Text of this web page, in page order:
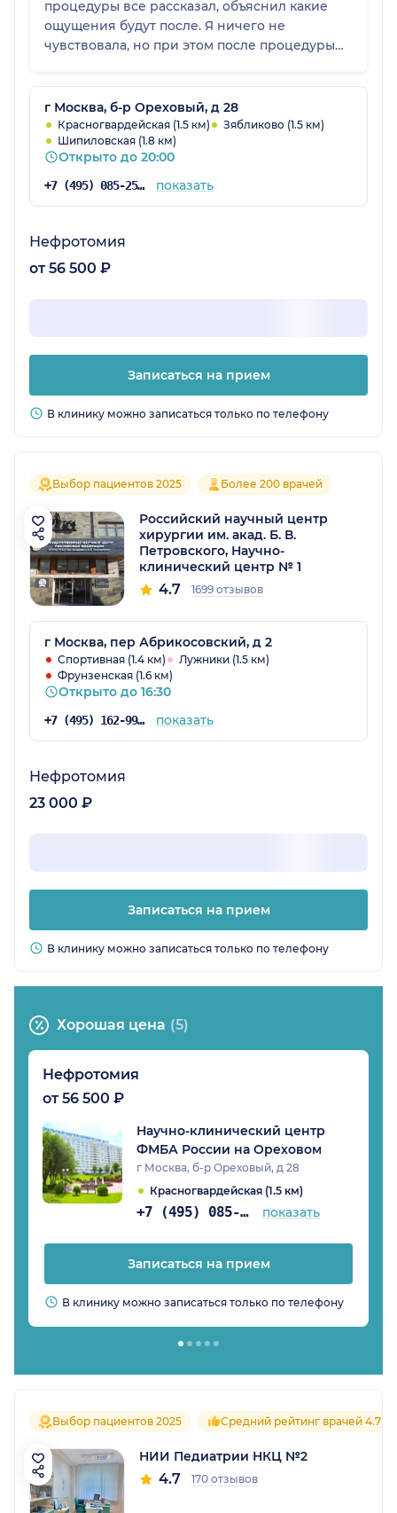
процедуры все рассказал, объяснил какие
ощущения будут после. Я ничего не
чувствовала, но при этом после процедуры
готов через 20 минут. Соотношение качества
и цены полностью устроило.
г Москва, б-р Ореховый, д 28
Красногвардейская (1.5 км)
Зябликово (1.5 км)
Шипиловская (1.8 км)
Открыто до 20:00
+7 (495) 085-25-03 показать
Нефротомия
от 56 500 ₽
Записаться на прием
В клинику можно записаться только по телефону
Выбор пациентов 2025 Более 200 врачей
Российский научный центр
хирургии им. акад. Б. В.
Петровского, Научно-
клинический центр № 1
4.7 1699 отзывов
г Москва, пер Абрикосовский, д 2
Спортивная (1.4 км)
Лужники (1.5 км)
Фрунзенская (1.6 км)
Открыто до 16:30
+7 (495) 162-99-18 показать
Нефротомия
23 000 ₽
Записаться на прием
В клинику можно записаться только по телефону
Хорошая цена (5)
Нефротомия
от 56 500 ₽
Научно-клинический центр
ФМБА России на Ореховом
г Москва, б-р Ореховый, д 28
Красногвардейская (1.5 км)
+7 (495) 085-25-03 показать
Записаться на прием
В клинику можно записаться только по телефону
Выбор пациентов 2025 Средний рейтинг врачей 4.7
НИИ Педиатрии НКЦ №2
4.7 170 отзывов